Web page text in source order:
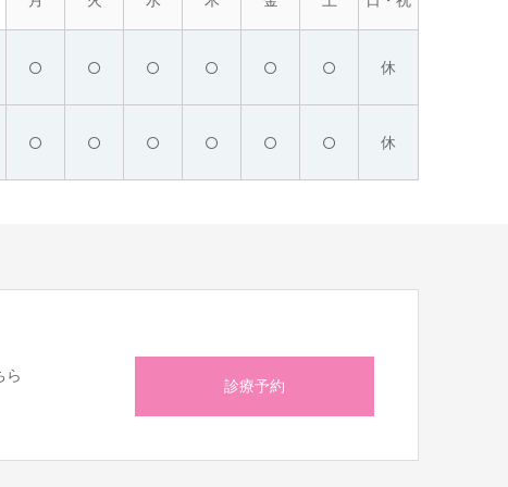
○ ○ ○ ○ ○ ○ 休
○ ○ ○ ○ ○ ○ 休
ら
診療予約